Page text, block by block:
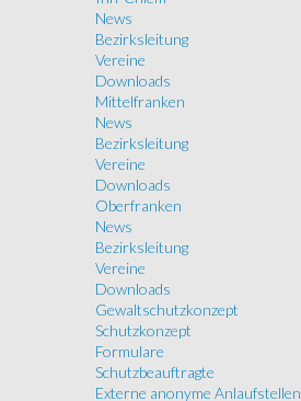
News
Bezirksleitung
Vereine
Downloads
Mittelfranken
News
Bezirksleitung
Vereine
Downloads
Oberfranken
News
Bezirksleitung
Vereine
Downloads
Gewaltschutzkonzept
Schutzkonzept
Formulare
Schutzbeauftragte
Externe anonyme Anlaufstellen